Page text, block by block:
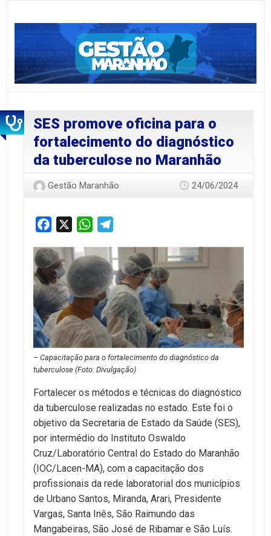
SES promove oficina para o
fortalecimento do diagnóstico
da tuberculose no Maranhão
Gestão Maranhão 24/06/2024
Facebook WhatsApp
– Capacitação para o fortalecimento do diagnóstico da
tuberculose (Foto: Divulgação)
Fortalecer os métodos e técnicas do diagnóstico
da tuberculose realizadas no estado. Este foi o
objetivo da Secretaria de Estado da Saúde (SES),
por intermédio do Instituto Oswaldo
Cruz/Laboratório Central do Estado do Maranhão
(IOC/Lacen-MA), com a capacitação dos
profissionais da rede laboratorial dos municípios
de Urbano Santos, Miranda, Arari, Presidente
Vargas, Santa Inês, São Raimundo das
Mangabeiras, São José de Ribamar e São Luís.